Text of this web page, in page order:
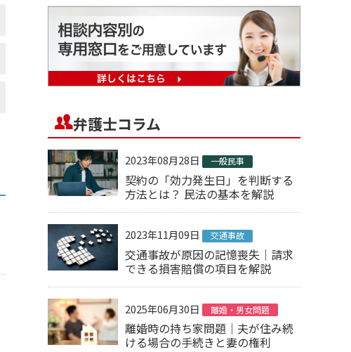
弁護士コラム
2023年08月28日 一般民事
契約の「効力発生日」を判断する
方法とは？ 民法の基本を解説
2023年11月09日 交通事故
交通事故が原因の記憶喪失｜請求
できる損害賠償の項目を解説
2025年06月30日 離婚・男女問題
離婚時の持ち家問題｜夫が住み続
ける場合の手続きと妻の権利